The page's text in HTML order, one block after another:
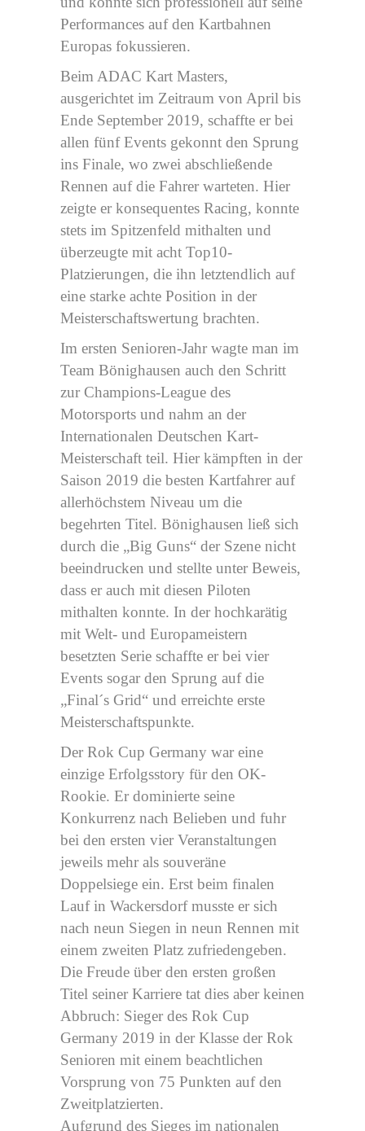
Performances auf den Kartbahnen
Europas fokussieren.
Beim ADAC Kart Masters,
ausgerichtet im Zeitraum von April bis
Ende September 2019, schaffte er bei
allen fünf Events gekonnt den Sprung
ins Finale, wo zwei abschließende
Rennen auf die Fahrer warteten. Hier
zeigte er konsequentes Racing, konnte
stets im Spitzenfeld mithalten und
überzeugte mit acht Top10-
Platzierungen, die ihn letztendlich auf
eine starke achte Position in der
Meisterschaftswertung brachten.
Im ersten Senioren-Jahr wagte man im
Team Bönighausen auch den Schritt
zur Champions-League des
Motorsports und nahm an der
Internationalen Deutschen Kart-
Meisterschaft teil. Hier kämpften in der
Saison 2019 die besten Kartfahrer auf
allerhöchstem Niveau um die
begehrten Titel. Bönighausen ließ sich
durch die „Big Guns“ der Szene nicht
beeindrucken und stellte unter Beweis,
dass er auch mit diesen Piloten
mithalten konnte. In der hochkarätig
mit Welt- und Europameistern
besetzten Serie schaffte er bei vier
Events sogar den Sprung auf die
„Final´s Grid“ und erreichte erste
Meisterschaftspunkte.
Der Rok Cup Germany war eine
einzige Erfolgsstory für den OK-
Rookie. Er dominierte seine
Konkurrenz nach Belieben und fuhr
bei den ersten vier Veranstaltungen
jeweils mehr als souveräne
Doppelsiege ein. Erst beim finalen
Lauf in Wackersdorf musste er sich
nach neun Siegen in neun Rennen mit
einem zweiten Platz zufriedengeben.
Die Freude über den ersten großen
Titel seiner Karriere tat dies aber keinen
Abbruch: Sieger des Rok Cup
Germany 2019 in der Klasse der Rok
Senioren mit einem beachtlichen
Vorsprung von 75 Punkten auf den
Zweitplatzierten.
Aufgrund des Sieges im nationalen